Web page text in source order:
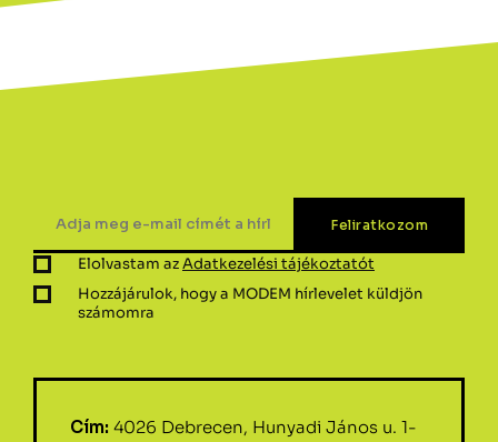
Elolvastam azAdatkezelési tájékoztatót
Hozzájárulok, hogy a MODEM hírlevelet küldjön
számomra
Cím: 4026 Debrecen, Hunyadi János u. 1-